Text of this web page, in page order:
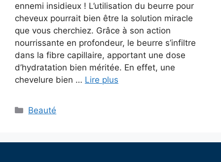
ennemi insidieux ! L’utilisation du beurre pour
cheveux pourrait bien être la solution miracle
que vous cherchiez. Grâce à son action
nourrissante en profondeur, le beurre s’infiltre
dans la fibre capillaire, apportant une dose
d’hydratation bien méritée. En effet, une
chevelure bien … Lire plus
Categories
Beauté